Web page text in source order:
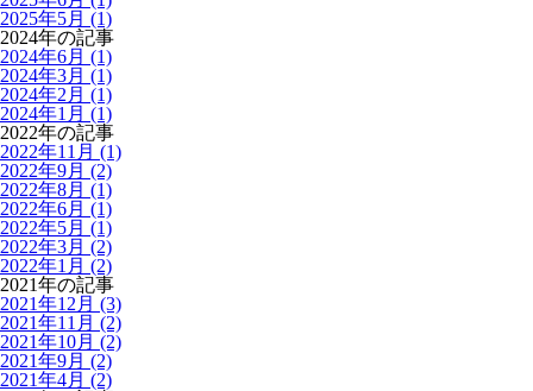
2025年5月 (1)
2024年の記事
2024年6月 (1)
2024年3月 (1)
2024年2月 (1)
2024年1月 (1)
2022年の記事
2022年11月 (1)
2022年9月 (2)
2022年8月 (1)
2022年6月 (1)
2022年5月 (1)
2022年3月 (2)
2022年1月 (2)
2021年の記事
2021年12月 (3)
2021年11月 (2)
2021年10月 (2)
2021年9月 (2)
2021年4月 (2)